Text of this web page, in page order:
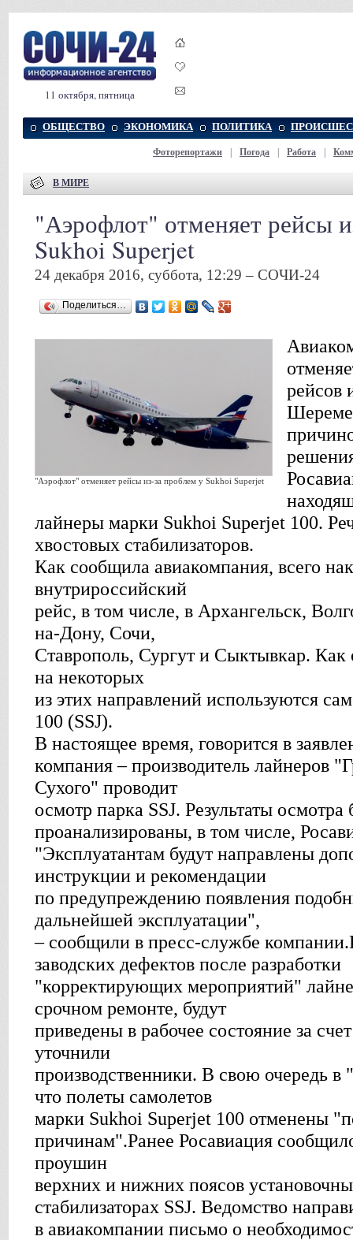
11 октября, пятница
ОБЩЕСТВО ЭКОНОМИКА ПОЛИТИКА
Фоторепортажи Погода Работа
В МИРЕ
"Аэрофлот" отменяет рейсы
Sukhoi Superjet
24 декабря 2016, суббота, 12:29 – СОЧИ-24
Поделиться…
"Аэрофлот" отменяет рейсы из-за проблем у Sukhoi Superjet
рейсов
лайнеры марки Sukhoi Superjet 100.
хвостовых стабилизаторов.
Как сообщила авиакомпания, всего
внутрироссийский
рейс, в том числе, в Архангельск,
на-Дону, Сочи,
Ставрополь, Сургут и Сыктывкар. Как
на некоторых
из этих направлений используются
100 (SSJ).
В настоящее время, говорится в
компания – производитель лайнеров
Сухого" проводит
осмотр парка SSJ. Результаты осмотра
проанализированы, в том числе,
"Эксплуатантам будут направлены
инструкции и рекомендации
по предупреждению появления
дальнейшей эксплуатации",
– сообщили в пресс-службе
заводских дефектов после разработки
"корректирующих мероприятий"
срочном ремонте, будут
приведены в рабочее состояние за
уточнили
производственники. В свою очередь
что полеты самолетов
марки Sukhoi Superjet 100 отменены
причинам".Ранее Росавиация
проушин
верхних и нижних поясов
стабилизаторах SSJ. Ведомство
в авиакомпании письмо о